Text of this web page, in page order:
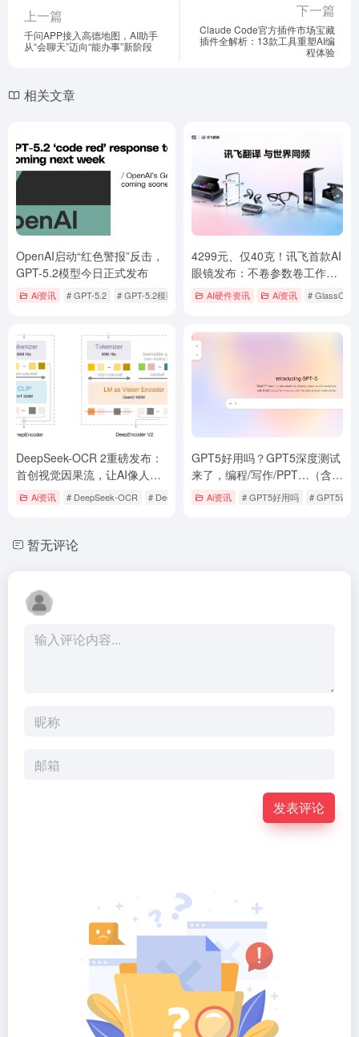
上一篇
千问APP接入高德地图，AI助手
从“会聊天”迈向“能办事”新阶段
下一篇
Claude Code官方插件市场宝藏
插件全解析：13款工具重塑AI编
程体验
相关文章
OpenAI启动“红色警报”反击，
GPT-5.2模型今日正式发布
Ai资讯 # GPT-5.2 # GPT-5.2模型
4299元、仅40克！讯飞首款AI
眼镜发布：不卷参数卷工作
流，能否拯救30%退货率魔
AI硬件资讯 Ai资讯 #
DeepSeek-OCR 2重磅发布：
首创视觉因果流，让AI像人类
一样“读懂”复杂文档
Ai资讯 # DeepSeek-OCR # DeepSeek-OCR 2
GPT5好用吗？GPT5深度测试
来了，编程/写作/PPT…（含场
景提示语Prompt）
Ai资讯 # GPT5好用吗 # GPT5评测
暂无评论
发表评论